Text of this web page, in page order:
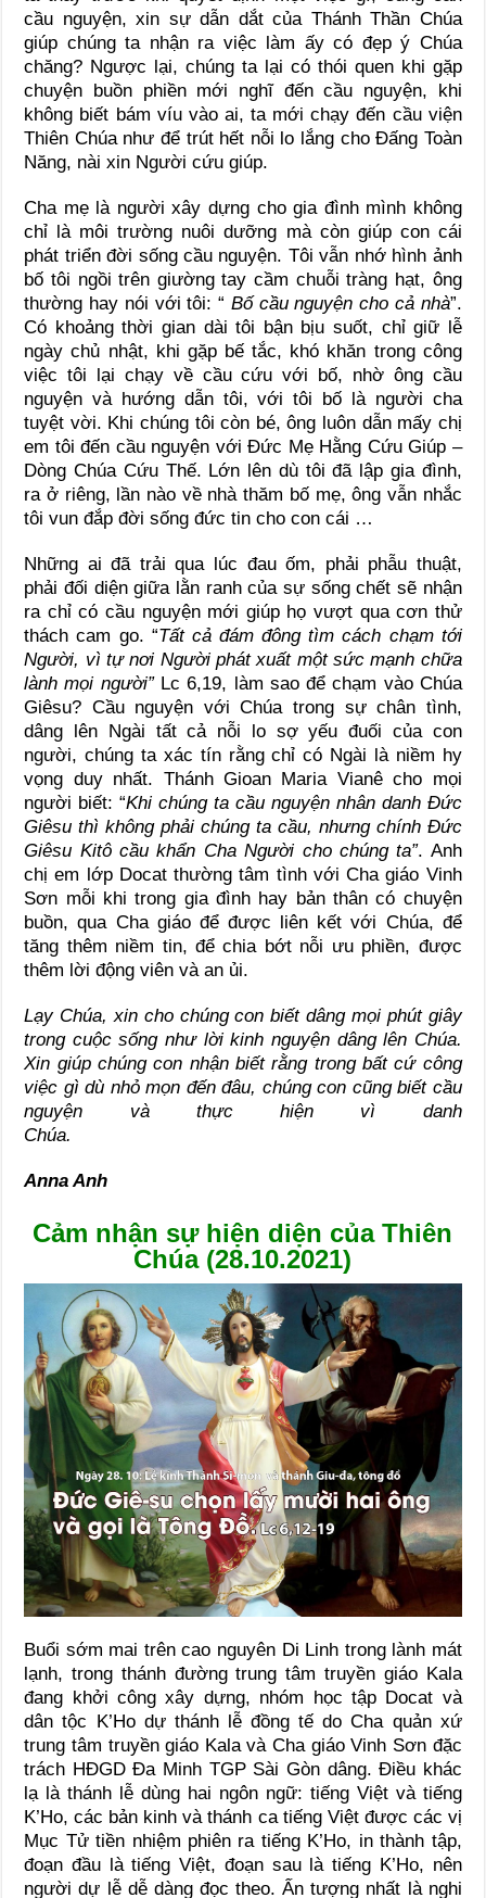
cầu nguyện, xin sự dẫn dắt của Thánh Thần Chúa
giúp chúng ta nhận ra việc làm ấy có đẹp ý Chúa
chăng? Ngược lại, chúng ta lại có thói quen khi gặp
chuyện buồn phiền mới nghĩ đến cầu nguyện, khi
không biết bám víu vào ai, ta mới chạy đến cầu viện
Thiên Chúa như để trút hết nỗi lo lắng cho Đấng Toàn
Năng, nài xin Người cứu giúp.
Cha mẹ là người xây dựng cho gia đình mình không
chỉ là môi trường nuôi dưỡng mà còn giúp con cái
phát triển đời sống cầu nguyện. Tôi vẫn nhớ hình ảnh
bố tôi ngồi trên giường tay cầm chuỗi tràng hạt, ông
thường hay nói với tôi: “ Bố cầu nguyện cho cả nhà”.
Có khoảng thời gian dài tôi bận bịu suốt, chỉ giữ lễ
ngày chủ nhật, khi gặp bế tắc, khó khăn trong công
việc tôi lại chạy về cầu cứu với bố, nhờ ông cầu
nguyện và hướng dẫn tôi, với tôi bố là người cha
tuyệt vời. Khi chúng tôi còn bé, ông luôn dẫn mấy chị
em tôi đến cầu nguyện với Đức Mẹ Hằng Cứu Giúp –
Dòng Chúa Cứu Thế. Lớn lên dù tôi đã lập gia đình,
ra ở riêng, lần nào về nhà thăm bố mẹ, ông vẫn nhắc
tôi vun đắp đời sống đức tin cho con cái …
Những ai đã trải qua lúc đau ốm, phải phẫu thuật,
phải đối diện giữa lằn ranh của sự sống chết sẽ nhận
ra chỉ có cầu nguyện mới giúp họ vượt qua cơn thử
thách cam go. “Tất cả đám đông tìm cách chạm tới
Người, vì tự nơi Người phát xuất một sức mạnh chữa
lành mọi người” Lc 6,19, làm sao để chạm vào Chúa
Giêsu? Cầu nguyện với Chúa trong sự chân tình,
dâng lên Ngài tất cả nỗi lo sợ yếu đuối của con
người, chúng ta xác tín rằng chỉ có Ngài là niềm hy
vọng duy nhất. Thánh Gioan Maria Vianê cho mọi
người biết: “Khi chúng ta cầu nguyện nhân danh Đức
Giêsu thì không phải chúng ta cầu, nhưng chính Đức
Giêsu Kitô cầu khẩn Cha Người cho chúng ta”. Anh
chị em lớp Docat thường tâm tình với Cha giáo Vinh
Sơn mỗi khi trong gia đình hay bản thân có chuyện
buồn, qua Cha giáo để được liên kết với Chúa, để
tăng thêm niềm tin, để chia bớt nỗi ưu phiền, được
thêm lời động viên và an ủi.
Lạy Chúa, xin cho chúng con biết dâng mọi phút giây
trong cuộc sống như lời kinh nguyện dâng lên Chúa.
Xin giúp chúng con nhận biết rằng trong bất cứ công
việc gì dù nhỏ mọn đến đâu, chúng con cũng biết cầu
nguyện và thực hiện vì danh
Chúa.
Anna Anh
Cảm nhận sự hiện diện của Thiên
Chúa (28.10.2021)
Buổi sớm mai trên cao nguyên Di Linh trong lành mát
lạnh, trong thánh đường trung tâm truyền giáo Kala
đang khởi công xây dựng, nhóm học tập Docat và
dân tộc K’Ho dự thánh lễ đồng tế do Cha quản xứ
trung tâm truyền giáo Kala và Cha giáo Vinh Sơn đặc
trách HĐGD Đa Minh TGP Sài Gòn dâng. Điều khác
lạ là thánh lễ dùng hai ngôn ngữ: tiếng Việt và tiếng
K’Ho, các bản kinh và thánh ca tiếng Việt được các vị
Mục Tử tiền nhiệm phiên ra tiếng K’Ho, in thành tập,
đoạn đầu là tiếng Việt, đoạn sau là tiếng K’Ho, nên
người dự lễ dễ dàng đọc theo. Ấn tượng nhất là nghi